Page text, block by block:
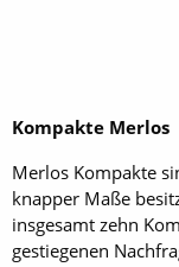
Kompakte Merlos
Merlos Kompakte
knapper Maße
insgesamt zehn
gestiegenen